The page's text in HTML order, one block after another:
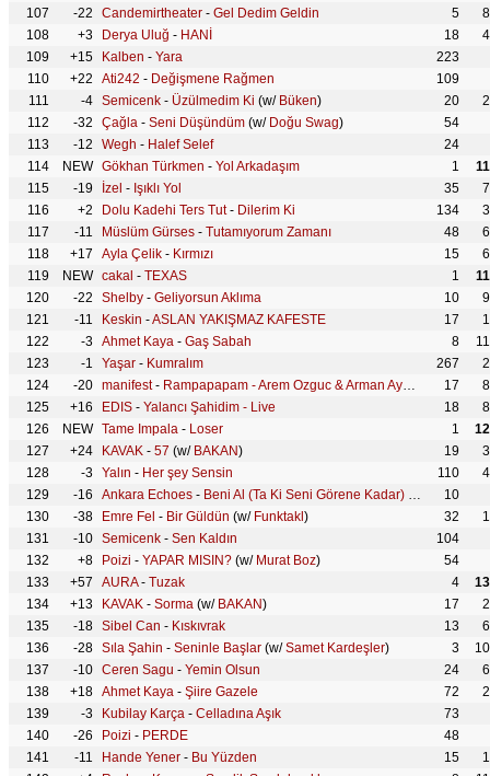
107
-22 Candemirtheater - Gel Dedim Geldin 5
108
+3 Derya Uluğ - HANİ 18
109
+15 Kalben - Yara
223
110
+22 Ati242 - Değişmene Rağmen
109
111
-4 Semicenk - Üzülmedim Ki (w/ Büken) 20
112
-32 Çağla - Seni Düşündüm (w/ Doğu Swag)
54
113
-12 Wegh - Halef Selef
24
114
NEW Gökhan Türkmen - Yol Arkadaşım 1
115
-19 İzel - Işıklı Yol 35
116
+2 Dolu Kadehi Ters Tut- Dilerim Ki 134
117
-11 Müslüm Gürses - Tutamıyorum Zamanı 48
118
+17 Ayla Çelik - Kırmızı 15
119
NEW cakal - TEXAS 1
120
-22 Shelby - Geliyorsun Aklıma 10
121
-11 Keskin -ASLAN YAKIŞMAZ KAFESTE 17
122
-3 Ahmet Kaya - Gaş Sabah 8
123
-1 Yaşar - Kumralım 267
124
-20 manifest- Rampapapam - Arem Ozguc & Arman Aydin Remix (w/
17
125
+16 EDIS - Yalancı Şahidim - Live 18
126
NEW Tame Impala - Loser 1
127
+24 KAVAK - 57 (w/ BAKAN) 19
128
-3 Yalın - Her şey Sensin 110
129
-16 Ankara Echoes - Beni Al (Ta Ki Seni Görene Kadar) - Afro House Remix
10
130
-38 Emre Fel - Bir Güldün (w/ Funktakl ) 32
131
-10 Semicenk - Sen Kaldın
104
132
+8 Poizi - YAPAR MISIN? (w/ Murat Boz)
54
133
+57 AURA- Tuzak 4
134
+13 KAVAK - Sorma (w/ BAKAN) 17
135
-18 Sibel Can - Kıskıvrak 13
136
-28 Sıla Şahin - Seninle Başlar (w/Samet Kardeşler) 3
137
-10 Ceren Sagu - Yemin Olsun 24
138
+18 Ahmet Kaya - Şiire Gazele 72
139
-3 Kubilay Karça - Celladına Aşık
73
140
-26 Poizi - PERDE
48
141
-11 Hande Yener - Bu Yüzden 15